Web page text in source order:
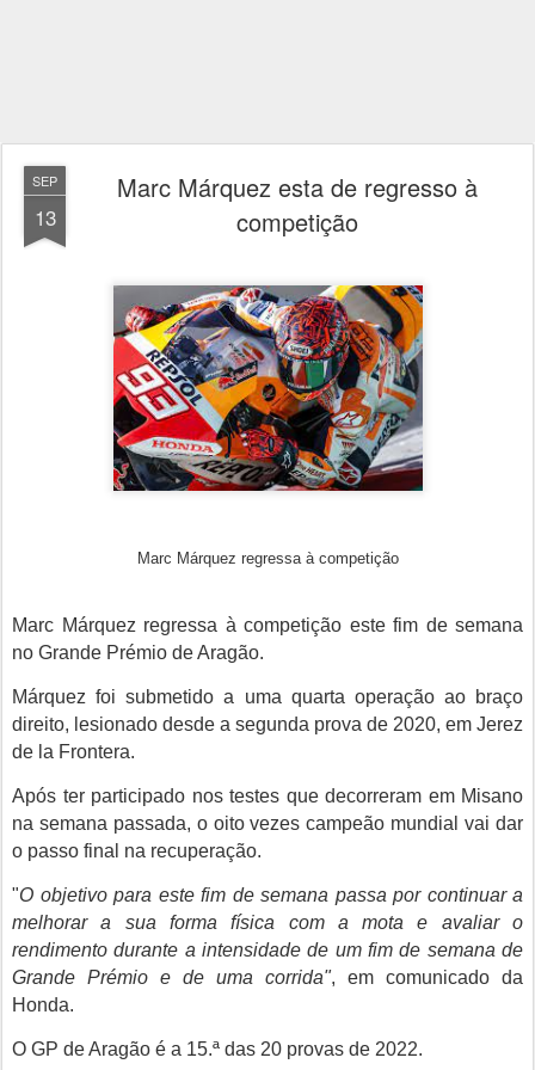
SEP
13
Marc Márquez esta de regresso à
competição
Marc Márquez regressa à competição
Marc Márquez regressa à competição este fim de semana
no Grande Prémio de Aragão.
Márquez foi submetido a uma quarta operação ao braço
direito, lesionado desde a segunda prova de 2020, em Jerez
de la Frontera.
Após ter participado nos testes que decorreram em Misano
na semana passada, o oito vezes campeão mundial vai dar
o passo final na recuperação.
"O objetivo para este fim de semana passa por continuar a
melhorar a sua forma física com a mota e avaliar o
rendimento durante a intensidade de um fim de semana de
Grande Prémio e de uma corrida", em comunicado da
Honda.
O GP de Aragão é a 15.ª das 20 provas de 2022.